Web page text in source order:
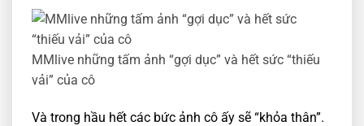
MMlive những tấm ảnh “gợi dục” và hết sức “thiếu
vải” của cô
Và trong hầu hết các bức ảnh cô ấy sẽ “khỏa thân”.